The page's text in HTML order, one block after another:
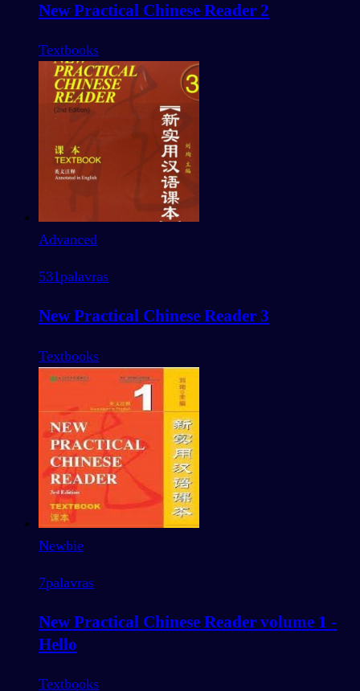
New Practical Chinese Reader 2
Textbooks
Advanced
531palavras
New Practical Chinese Reader 3
Textbooks
Newbie
7palavras
New Practical Chinese Reader volume 1 -
Hello
Textbooks